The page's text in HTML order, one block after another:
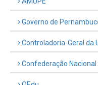
AMUPE
Governo de
Controladoria-Geral da
Confederação Nacional